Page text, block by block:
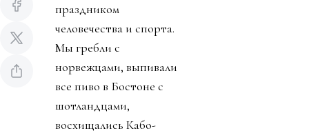
праздником
человечества и спорта.
Мы гребли с
норвежцами, выпивали
все пиво в Бостоне с
шотландцами,
восхищались Кабо-